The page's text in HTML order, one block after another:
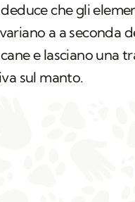
che gli
a a seconda
e lasciano una
sul manto.